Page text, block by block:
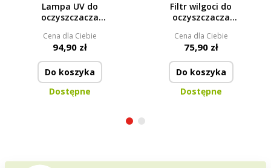
Lampa UV do
oczyszczacza
Cena dla Ciebie
94,90 zł
Do koszyka
Dostępne
Filtr wilgoci do
oczyszczacza
Cena dla Ciebie
75,90 zł
Do koszyka
Dostępne